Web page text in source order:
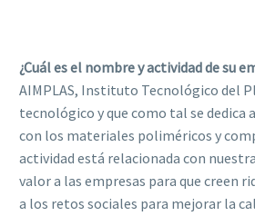
¿Cuál es el nombre y actividad de su
AIMPLAS, Instituto Tecnológico del
tecnológico y que como tal se dedica
con los materiales poliméricos y
actividad está relacionada con
valor a las empresas para que creen
a los retos sociales para mejorar la